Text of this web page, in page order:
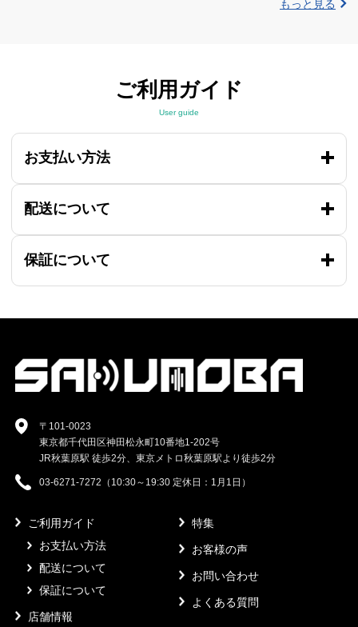
もっと見る
ご利用ガイド
User guide
お支払い方法
配送について
保証について
〒101-0023
東京都千代田区神田松永町10番地1-202号
JR秋葉原駅 徒歩2分、東京メトロ秋葉原駅より徒歩2分
03-6271-7272（10:30～19:30 定休日：1月1日）
ご利用ガイド
お支払い方法
配送について
保証について
店舗情報
特集
お客様の声
お問い合わせ
よくある質問